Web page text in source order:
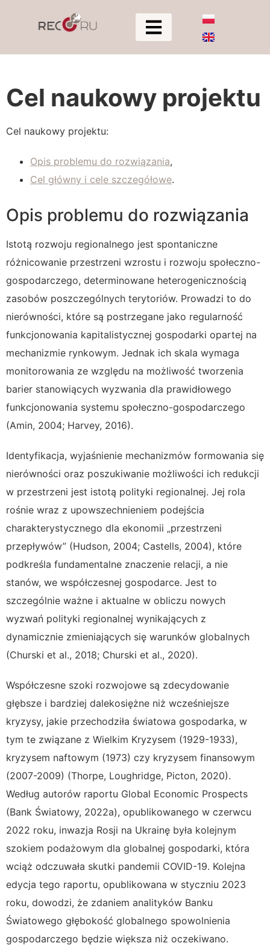
Cel naukowy projektu
Cel naukowy projektu:
Opis problemu do rozwiązania,
Cel główny i cele szczegółowe.
Opis problemu do rozwiązania
Istotą rozwoju regionalnego jest spontaniczne
różnicowanie przestrzeni wzrostu i rozwoju społeczno-
gospodarczego, determinowane heterogenicznością
zasobów poszczególnych terytoriów. Prowadzi to do
nierówności, które są postrzegane jako regularność
funkcjonowania kapitalistycznej gospodarki opartej na
mechanizmie rynkowym. Jednak ich skala wymaga
monitorowania ze względu na możliwość tworzenia
barier stanowiących wyzwania dla prawidłowego
funkcjonowania systemu społeczno-gospodarczego
(Amin, 2004; Harvey, 2016).
Identyfikacja, wyjaśnienie mechanizmów formowania się
nierówności oraz poszukiwanie możliwości ich redukcji
w przestrzeni jest istotą polityki regionalnej. Jej rola
rośnie wraz z upowszechnieniem podejścia
charakterystycznego dla ekonomii „przestrzeni
przepływów” (Hudson, 2004; Castells, 2004), które
podkreśla fundamentalne znaczenie relacji, a nie
stanów, we współczesnej gospodarce. Jest to
szczególnie ważne i aktualne w obliczu nowych
wyzwań polityki regionalnej wynikających z
dynamicznie zmieniających się warunków globalnych
(Churski et al., 2018; Churski et al., 2020).
Współczesne szoki rozwojowe są zdecydowanie
głębsze i bardziej dalekosiężne niż wcześniejsze
kryzysy, jakie przechodziła światowa gospodarka, w
tym te związane z Wielkim Kryzysem (1929-1933),
kryzysem naftowym (1973) czy kryzysem finansowym
(2007-2009) (Thorpe, Loughridge, Picton, 2020).
Według autorów raportu Global Economic Prospects
(Bank Światowy, 2022a), opublikowanego w czerwcu
2022 roku, inwazja Rosji na Ukrainę była kolejnym
szokiem podażowym dla globalnej gospodarki, która
wciąż odczuwała skutki pandemii COVID-19. Kolejna
edycja tego raportu, opublikowana w styczniu 2023
roku, dowodzi, że zdaniem analityków Banku
Światowego głębokość globalnego spowolnienia
gospodarczego będzie większa niż oczekiwano.